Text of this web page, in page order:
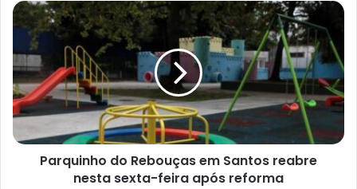
Parquinho
do
Rebouças
em
Santos
reabre
nesta
sexta-
feira
Parquinho do Rebouças em Santos reabre
nesta sexta-feira após reforma